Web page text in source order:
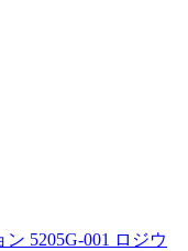
5205G-001 ロジウ